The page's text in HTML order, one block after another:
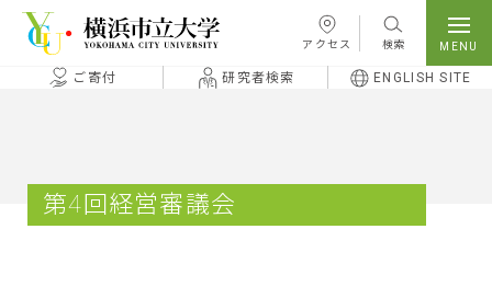
本文へ移動
アクセス 検索
ご寄付 研究者検索 ENGLISH SITE
第4回経営審議会